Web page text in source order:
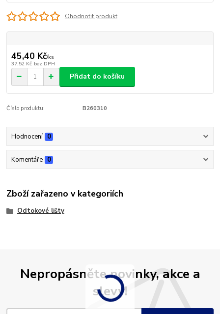
Ohodnotit produkt
45,40 Kč/ks
37,52 Kč bez DPH
Přidat do košíku
Číslo produktu: B260310
Hodnocení 0
Komentáře 0
Zboží zařazeno v kategoriích
Odtokové lišty
Nepropásněte novinky, akce a
slevy!